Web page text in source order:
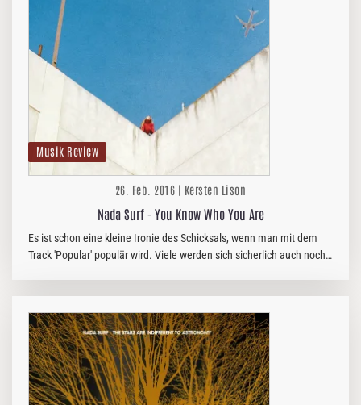
Musik Review
26. Feb. 2016 | Kersten Lison
Nada Surf - You Know Who You Are
Es ist schon eine kleine Ironie des Schicksals, wenn man mit dem
Track 'Popular' populär wird. Viele werden sich sicherlich auch noch